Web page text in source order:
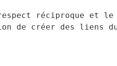
réciproque et
de créer des liens